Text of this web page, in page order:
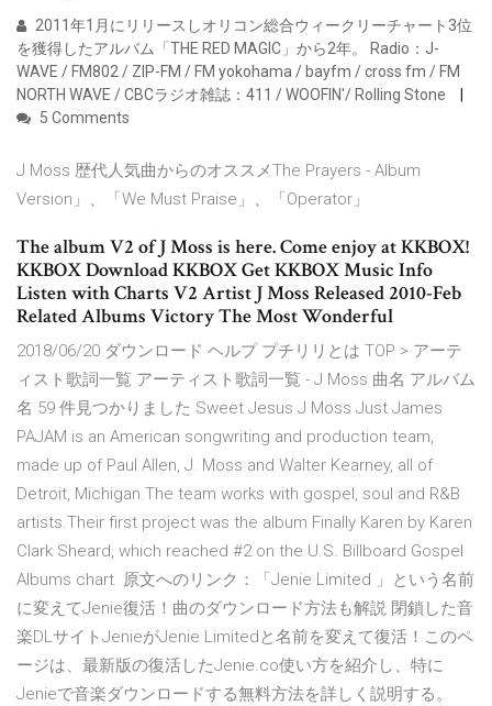
2011年1月にリリースしオリコン総合ウィークリーチャート3位
を獲得したアルバム「THE RED MAGIC」から2年。 Radio：J-
WAVE / FM802 / ZIP-FM / FM yokohama / bayfm / cross fm / FM
NORTH WAVE / CBCラジオ雑誌：411 / WOOFIN'/ Rolling Stone
5 Comments
J Moss 歴代人気曲からのオススメThe Prayers - Album
Version」、「We Must Praise」、「Operator」
The album V2 of J Moss is here. Come enjoy at KKBOX!
KKBOX Download KKBOX Get KKBOX Music Info
Listen with Charts V2 Artist J Moss Released 2010-Feb
Related Albums Victory The Most Wonderful
2018/06/20 ダウンロード ヘルプ プチリリとは TOP > アーテ
ィスト歌詞一覧 アーティスト歌詞一覧 - J Moss 曲名 アルバム
名 59 件見つかりました Sweet Jesus J Moss Just James
PAJAM is an American songwriting and production team,
made up of Paul Allen, J. Moss and Walter Kearney, all of
Detroit, Michigan.The team works with gospel, soul and R&B
artists.Their first project was the album Finally Karen by Karen
Clark Sheard, which reached #2 on the U.S. Billboard Gospel
Albums chart. 原文へのリンク：「Jenie Limited 」という名前
に変えてJenie復活！曲のダウンロード方法も解説 閉鎖した音
楽DLサイトJenieがJenie Limitedと名前を変えて復活！このペ
ージは、最新版の復活したJenie.co使い方を紹介し、特に
Jenieで音楽ダウンロードする無料方法を詳しく説明する。